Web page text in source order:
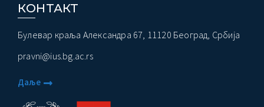
КОНТАКТ
Булевар краља Александра 67, 11120 Београд, Србија
pravni@ius.bg.ac.rs
Даље